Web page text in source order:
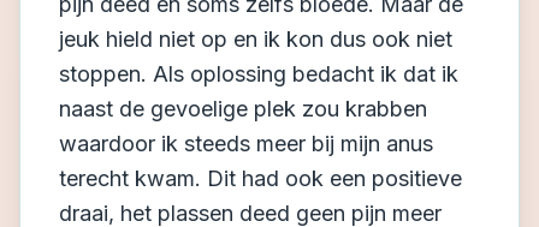
jeuk hield niet op en ik kon dus ook niet
stoppen. Als oplossing bedacht ik dat ik
naast de gevoelige plek zou krabben
waardoor ik steeds meer bij mijn anus
terecht kwam. Dit had ook een positieve
draai, het plassen deed geen pijn meer